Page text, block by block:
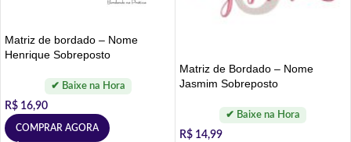
Matriz de bordado – Nome
Henrique Sobreposto
R$ 16,90
COMPRAR AGORA
Matriz de Bordado – Nome
Jasmim Sobreposto
R$ 14,99